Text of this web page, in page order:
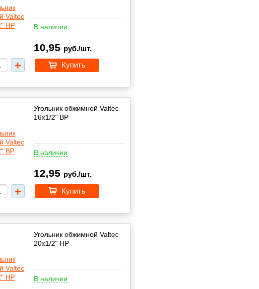
В наличии
10,95 руб./шт.
Купить
Угольник обжимной Valtec
16х1/2" ВР
В наличии
12,95 руб./шт.
Купить
Угольник обжимной Valtec
20х1/2" НР
В наличии